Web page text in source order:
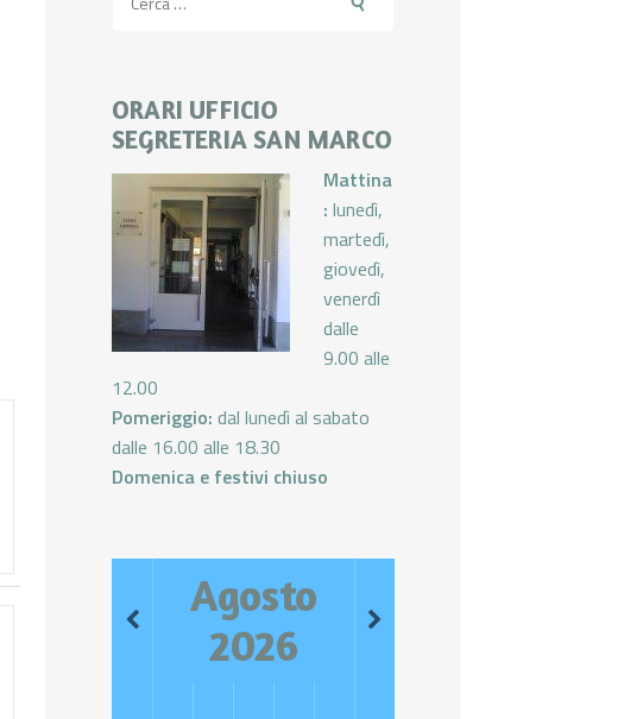
per:
ORARI UFFICIO
SEGRETERIA SAN MARCO
Mattina
: lunedì,
martedì,
giovedì,
venerdì
dalle
9.00 alle
12.00
Pomeriggio: dal lunedì al sabato
dalle 16.00 alle 18.30
Domenica e festivi chiuso
Agosto
2026